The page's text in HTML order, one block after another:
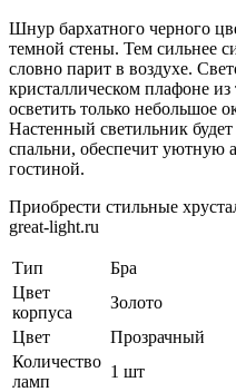
Шнур бархатного черного
темной стены. Тем сильнее
словно парит в воздухе.
кристаллическом плафоне из
осветить только небольшое
Настенный светильник
спальни, обеспечит уютную
гостиной.
Приобрести стильные
great-light.ru
Тип
Бра
Цвет
корпуса
Золото
Цвет
Прозрачный
Количество
ламп
1 шт